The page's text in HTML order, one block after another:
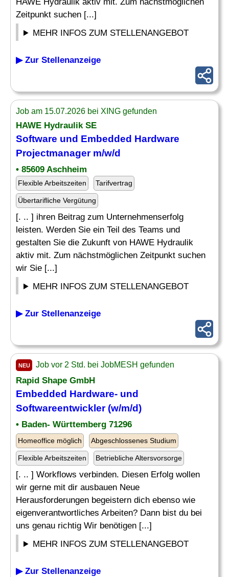
Zeitpunkt suchen [...]
MEHR INFOS ZUM STELLENANGEBOT
▶ Zur Stellenanzeige
Job am 15.07.2026 bei XING gefunden
HAWE Hydraulik SE
Software und Embedded Hardware
Projectmanager m/w/d
• 85609 Aschheim
Flexible Arbeitszeiten Tarifvertrag
Übertarifliche Vergütung
[. .. ] ihren Beitrag zum Unternehmenserfolg
leisten. Werden Sie ein Teil des Teams und
gestalten Sie die Zukunft von HAWE Hydraulik
aktiv mit. Zum nächstmöglichen Zeitpunkt suchen
wir Sie [...]
MEHR INFOS ZUM STELLENANGEBOT
▶ Zur Stellenanzeige
NEU Job vor 2 Std. bei JobMESH gefunden
Rapid Shape GmbH
Embedded Hardware- und
Softwareentwickler (w/m/d)
• Baden- Württemberg 71296
Homeoffice möglich Abgeschlossenes Studium
Flexible Arbeitszeiten Betriebliche Altersvorsorge
[. .. ] Workflows verbinden. Diesen Erfolg wollen
wir gerne mit dir ausbauen Neue
Herausforderungen begeistern dich ebenso wie
eigenverantwortliches Arbeiten? Dann bist du bei
uns genau richtig Wir benötigen [...]
MEHR INFOS ZUM STELLENANGEBOT
▶ Zur Stellenanzeige